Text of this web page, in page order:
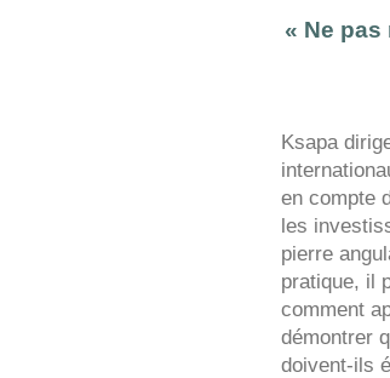
« Ne
Ksapa
en compte
les
pierre
pratique, il
comment
démontrer
doivent-ils